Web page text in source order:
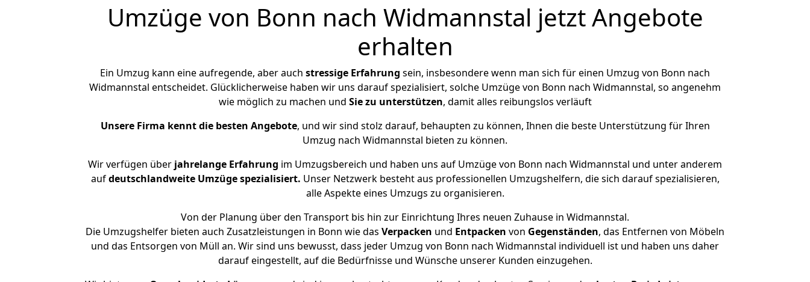
Umzüge von Bonn nach Widmannstal jetzt Angebote
erhalten
Ein Umzug kann eine aufregende, aber auch stressige Erfahrung sein, insbesondere wenn man sich für einen Umzug von Bonn nach
Widmannstal entscheidet. Glücklicherweise haben wir uns darauf spezialisiert, solche Umzüge von Bonn nach Widmannstal, so angenehm
wie möglich zu machen und Sie zu unterstützen, damit alles reibungslos verläuft
Unsere Firma kennt die besten Angebote, und wir sind stolz darauf, behaupten zu können, Ihnen die beste Unterstützung für Ihren
Umzug nach Widmannstal bieten zu können.
Wir verfügen über jahrelange Erfahrung im Umzugsbereich und haben uns auf Umzüge von Bonn nach Widmannstal und unter anderem
aufdeutschlandweite Umzüge spezialisiert. Unser Netzwerk besteht aus professionellen Umzugshelfern, die sich darauf spezialisieren,
alle Aspekte eines Umzugs zu organisieren.
Von der Planung über den Transport bis hin zur Einrichtung Ihres neuen Zuhause in Widmannstal.
Die Umzugshelfer bieten auch Zusatzleistungen in Bonn wie das Verpacken und Entpacken von Gegenständen, das Entfernen von Möbeln
und das Entsorgen von Müll an. Wir sind uns bewusst, dass jeder Umzug von Bonn nach Widmannstal individuell ist und haben uns daher
darauf eingestellt, auf die Bedürfnisse und Wünsche unserer Kunden einzugehen.